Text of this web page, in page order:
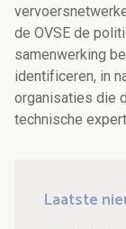
de OVSE de
samenwerking
identificeren, in
organisaties die
technische
Laatste